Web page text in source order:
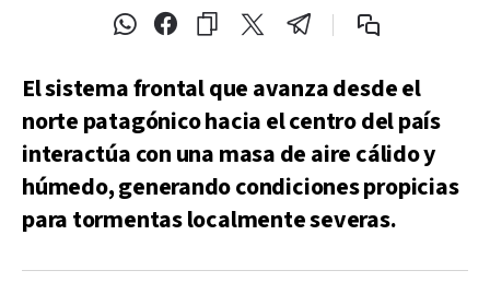
El sistema frontal que avanza desde el
norte patagónico hacia el centro del país
interactúa con una masa de aire cálido y
húmedo, generando condiciones propicias
para tormentas localmente severas.